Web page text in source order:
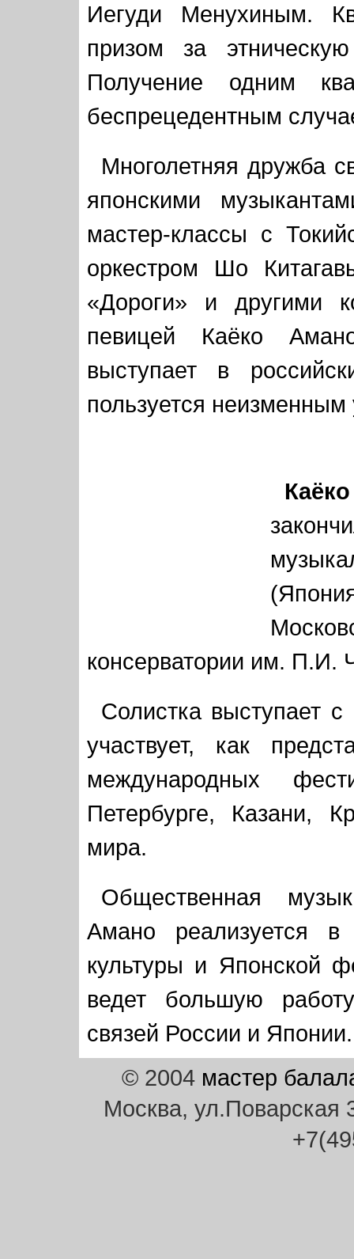
Иегуди Менухиным.
призом за
Получение одним
беспрецедентным
Многолетняя дружба
японскими
мастер-классы с
оркестром Шо
«Дороги» и другими
певицей Каёко
выступает в
пользуется
консерватории им. П.И.
Солистка выступает
участвует, как
международных
Петербурге, Казани,
мира.
Общественная
Амано реализуется в
культуры и Японской
ведет большую
связей России и Японии.
© 2004 мастер
Москва, ул.Поварская